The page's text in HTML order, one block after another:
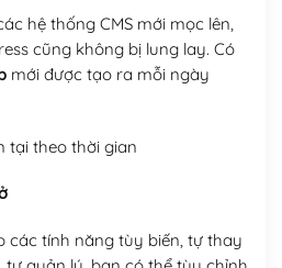
hệ thống CMS mới mọc lên,
cũng không bị lung lay. Có
mới được tạo ra mỗi ngày
tại theo thời gian
các tính năng tùy biến, tự thay